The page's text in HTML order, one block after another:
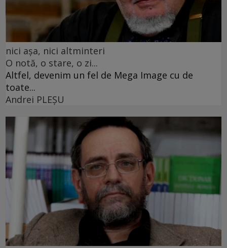
nici așa, nici altminteri
O notă, o stare, o zi...
Altfel, devenim un fel de Mega Image cu de
toate...
Andrei PLEŞU